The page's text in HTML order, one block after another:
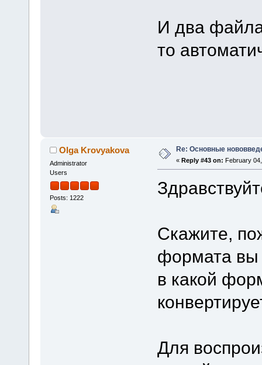
И два
то
Olga Krovyakova
Administrator
Users
Posts: 1222
Re: Основные
« Reply #43 on: February
Скажите,
формата вы
в какой
Для